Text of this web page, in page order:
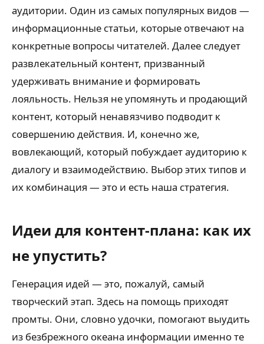
аудитории. Один из самых популярных видов —
информационные статьи, которые отвечают на
конкретные вопросы читателей. Далее следует
развлекательный контент, призванный
удерживать внимание и формировать
лояльность. Нельзя не упомянуть и продающий
контент, который ненавязчиво подводит к
совершению действия. И, конечно же,
вовлекающий, который побуждает аудиторию к
диалогу и взаимодействию. Выбор этих типов и
их комбинация — это и есть наша стратегия.
Идеи для контент-плана: как их
не упустить?
Генерация идей — это, пожалуй, самый
творческий этап. Здесь на помощь приходят
промты. Они, словно удочки, помогают выудить
из безбрежного океана информации именно те